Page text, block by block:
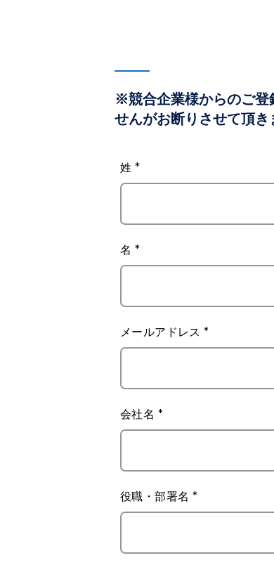
※競合企業様からのご登
せんがお断りさせて頂き